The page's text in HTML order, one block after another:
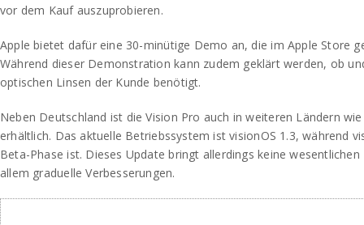
vor dem Kauf auszuprobieren.
Apple bietet dafür eine 30-minütige Demo an, die im Apple Store
Während dieser Demonstration kann zudem geklärt werden, ob
optischen Linsen der Kunde benötigt.
Neben Deutschland ist die Vision Pro auch in weiteren Ländern
erhältlich. Das aktuelle Betriebssystem ist visionOS 1.3, während
Beta-Phase ist. Dieses Update bringt allerdings keine
allem graduelle Verbesserungen.